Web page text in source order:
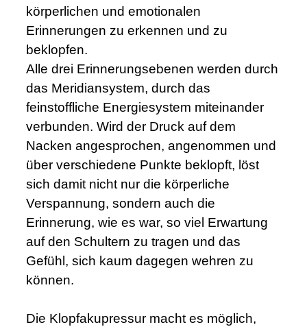
körperlichen und emotionalen
Erinnerungen zu erkennen und zu
beklopfen.
Alle drei Erinnerungsebenen werden durch
das Meridiansystem, durch das
feinstoffliche Energiesystem miteinander
verbunden. Wird der Druck auf dem
Nacken angesprochen, angenommen und
über verschiedene Punkte beklopft, löst
sich damit nicht nur die körperliche
Verspannung, sondern auch die
Erinnerung, wie es war, so viel Erwartung
auf den Schultern zu tragen und das
Gefühl, sich kaum dagegen wehren zu
können.
Die Klopfakupressur macht es möglich,